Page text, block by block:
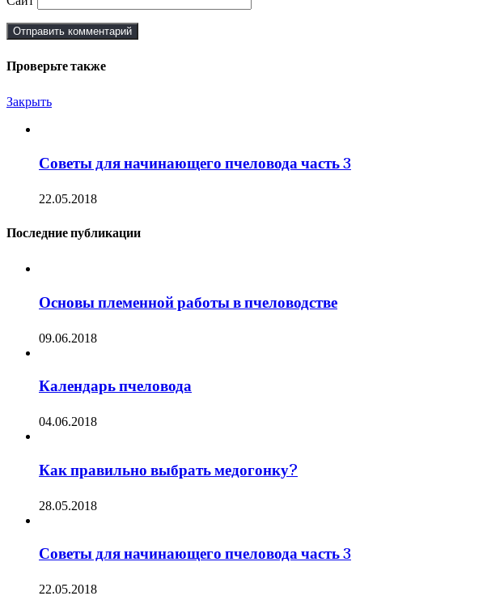
Проверьте также
Закрыть
Советы для начинающего пчеловода часть 3
22.05.2018
Последние публикации
Основы племенной работы в пчеловодстве
09.06.2018
Календарь пчеловода
04.06.2018
Как правильно выбрать медогонку?
28.05.2018
Советы для начинающего пчеловода часть 3
22.05.2018